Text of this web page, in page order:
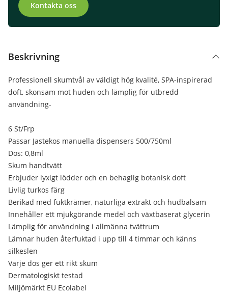
Kontakta oss
Beskrivning
Professionell skumtvål av väldigt hög kvalité, SPA-inspirerad
doft, skonsam mot huden och lämplig för utbredd
användning-
6 St/Frp
Passar Jastekos manuella dispensers 500/750ml
Dos: 0,8ml
Skum handtvätt
Erbjuder lyxigt lödder och en behaglig botanisk doft
Livlig turkos färg
Berikad med fuktkrämer, naturliga extrakt och hudbalsam
Innehåller ett mjukgörande medel och växtbaserat glycerin
Lämplig för användning i allmänna tvättrum
Lämnar huden återfuktad i upp till 4 timmar och känns
silkeslen
Varje dos ger ett rikt skum
Dermatologiskt testad
Miljömärkt EU Ecolabel